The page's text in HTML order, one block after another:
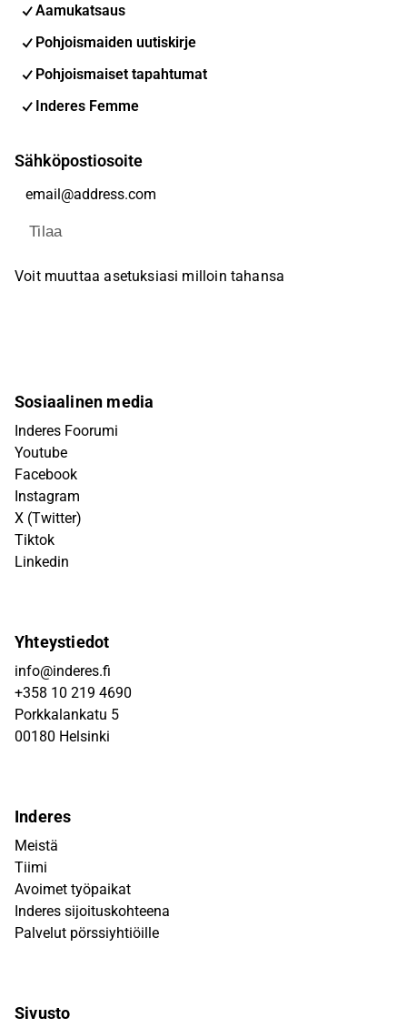
Aamukatsaus
Pohjoismaiden uutiskirje
Pohjoismaiset tapahtumat
Inderes Femme
Sähköpostiosoite
Tilaa
Voit muuttaa asetuksiasi milloin tahansa
Sosiaalinen media
Inderes Foorumi
Youtube
Facebook
Instagram
X (Twitter)
Tiktok
Linkedin
Yhteystiedot
info@inderes.fi
+358 10 219 4690
Porkkalankatu 5
00180 Helsinki
Inderes
Meistä
Tiimi
Avoimet työpaikat
Inderes sijoituskohteena
Palvelut pörssiyhtiöille
Sivusto